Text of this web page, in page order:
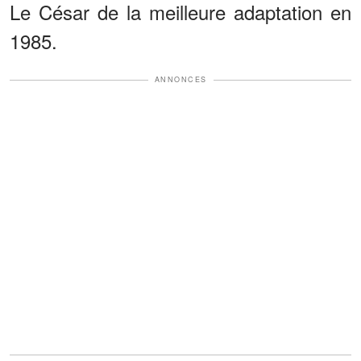
Le César de la meilleure adaptation en
1985.
ANNONCES